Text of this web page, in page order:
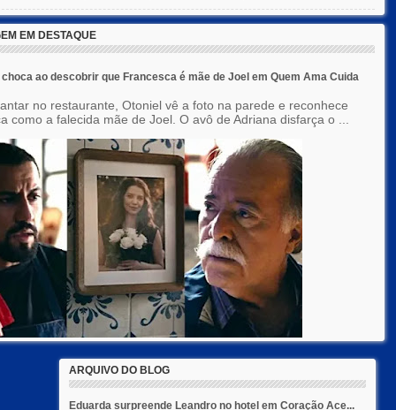
EM DESTAQUE
ao descobrir que Francesca é mãe de Joel em Quem Ama Cuida
no restaurante, Otoniel vê a foto na parede e reconhece
como a falecida mãe de Joel. O avô de Adriana disfarça o ...
ARQUIVO DO BLOG
Eduarda surpreende Leandro no hotel em Coração Ace...